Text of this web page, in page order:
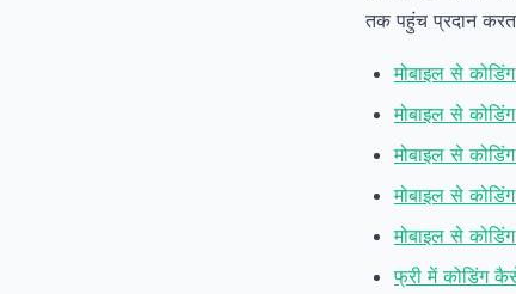
तक पहुंच प्रदान
मोबाइल से
मोबाइल से
मोबाइल से
मोबाइल से
मोबाइल से
फ्री में कोडिंग